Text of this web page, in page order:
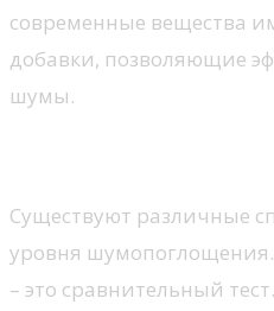
современные вещества
добавки, позволяющие
шумы.
Существуют различные
уровня
– это сравнительный